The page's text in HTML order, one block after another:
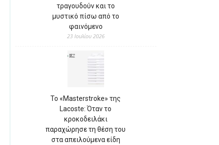
τραγουδούν και το
μυστικό πίσω από το
φαινόμενο
23 Ιουλίου 2026
Το «Masterstroke» της
Lacoste: Όταν το
κροκοδειλάκι
παραχώρησε τη θέση του
στα απειλούμενα είδη